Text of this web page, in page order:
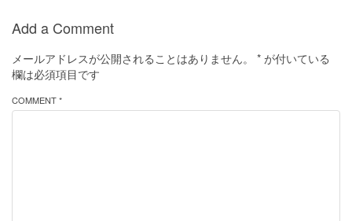
Add a Comment
メールアドレスが公開されることはありません。 * が付いている
欄は必須項目です
COMMENT *